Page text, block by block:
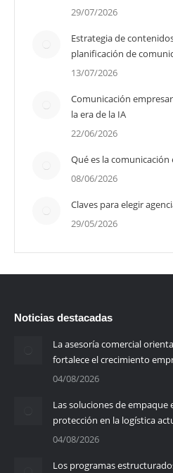
29/07/2026
Estrategia de
planificación de
13/07/2026
Comunicación
la era de la IA
22/06/2026
Qué es la comunicación
08/06/2026
Claves para elegir
29/05/2026
Noticias destacadas
La asesoría comercial
fortalece el crecimiento
04/08/2026
Las soluciones de empaque
protección en la logística
04/08/2026
Los programas